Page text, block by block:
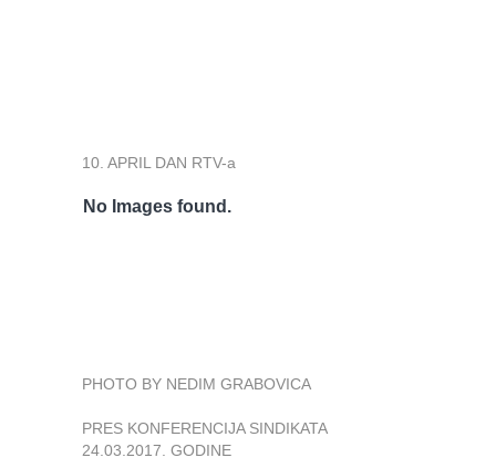
10. APRIL DAN RTV-a
No Images found.
PHOTO BY NEDIM GRABOVICA
PRES KONFERENCIJA SINDIKATA
24.03.2017. GODINE